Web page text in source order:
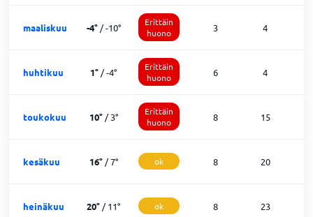
maaliskuu -4°/-10°
Erittäin
huono
3 4
huhtikuu 1° /-4°
Erittäin
huono
6 4
toukokuu 10°/3°
Erittäin
huono
8 15
kesäkuu 16°/7° ok 8 20
heinäkuu 20° /11° ok 8 23